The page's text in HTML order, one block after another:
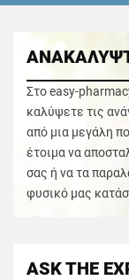
Στο easy-
καλύψετε τις
από μια μεγάλη
έτοιμα να
σας ή να τα
φυσικό μας
ASK THE